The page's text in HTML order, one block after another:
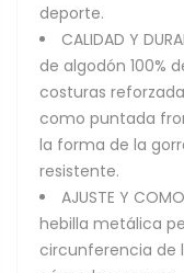
deporte.
CALIDAD Y
de algodón 100%
costuras
como puntada
la forma de la
resistente.
AJUSTE Y
hebilla metálica
circunferencia de